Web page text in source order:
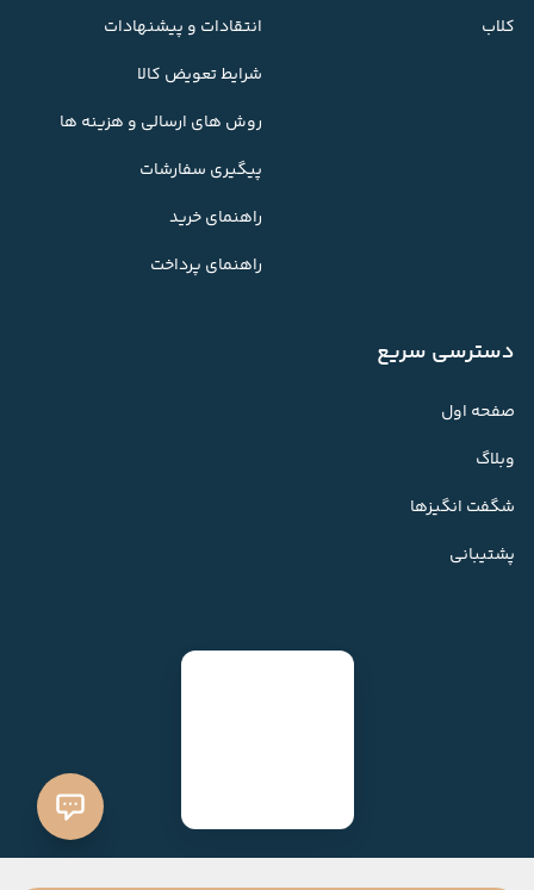
کلاب
انتقادات و پیشنهادات
شرایط تعویض کالا
روش های ارسالی و هزینه ها
پیگیری سفارشات
راهنمای خرید
راهنمای پرداخت
دسترسی سریع
صفحه اول
وبلاگ
شگفت انگیزها
پشتیبانی